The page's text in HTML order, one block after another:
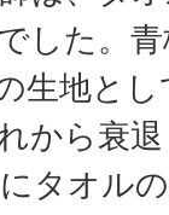
した。
生地と
から衰
タオル